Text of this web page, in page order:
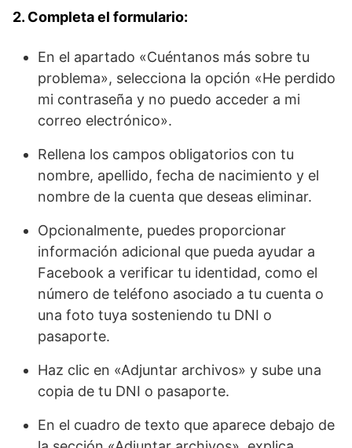
2. Completa el formulario:
En el apartado «Cuéntanos más sobre tu
problema», selecciona la opción «He perdido
mi contraseña y no puedo acceder a mi
correo electrónico».
Rellena los campos obligatorios con tu
nombre, apellido, fecha de nacimiento y el
nombre de la cuenta que deseas eliminar.
Opcionalmente, puedes proporcionar
información adicional que pueda ayudar a
Facebook a verificar tu identidad, como el
número de teléfono asociado a tu cuenta o
una foto tuya sosteniendo tu DNI o
pasaporte.
Haz clic en «Adjuntar archivos» y sube una
copia de tu DNI o pasaporte.
En el cuadro de texto que aparece debajo de